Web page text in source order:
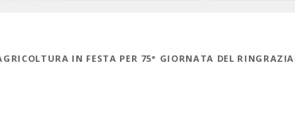
IN FESTA PER 75° GIORNATA DEL